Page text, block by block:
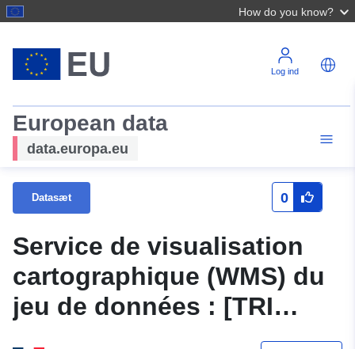
How do you know?
Log ind
European data
data.europa.eu
Datasæt 0
Service de visualisation
cartographique (WMS) du
jeu de données : [TRI